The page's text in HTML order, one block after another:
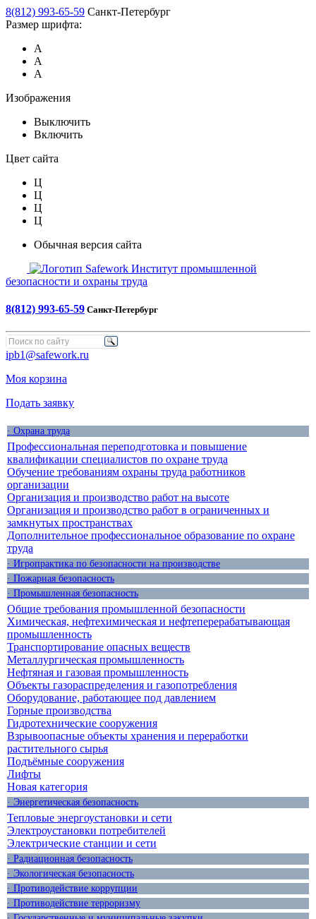
8(812) 993-65-59 Санкт-Петербург
Размер шрифта:
А
А
А
Изображения
Выключить
Включить
Цвет сайта
Ц
Ц
Ц
Ц
Обычная версия сайта
Safework Институт промышленной
безопасности и охраны труда
8(812) 993-65-59 Санкт-Петербург
ipb1@safework.ru
Моя корзина
Подать заявку
· Охрана труда
Профессиональная переподготовка и повышение
квалификации специалистов по охране труда
Обучение требованиям охраны труда работников
организации
Организация и производство работ на высоте
Организация и производство работ в ограниченных и
замкнутых пространствах
Дополнительное профессиональное образование по охране
труда
· Игропрактика по безопасности на производстве
· Пожарная безопасность
· Промышленная безопасность
Общие требования промышленной безопасности
Химическая, нефтехимическая и нефтеперерабатывающая
промышленность
Транспортирование опасных веществ
Металлургическая промышленность
Нефтяная и газовая промышленность
Объекты газораспределения и газопотребления
Оборудование, работающее под давлением
Горные производства
Гидротехнические сооружения
Взрывоопасные объекты хранения и переработки
растительного сырья
Подъёмные сооружения
Лифты
Новая категория
· Энергетическая безопасность
Тепловые энергоустановки и сети
Электроустановки потребителей
Электрические станции и сети
· Радиационная безопасность
· Экологическая безопасность
· Противодействие коррупции
· Противодействие терроризму